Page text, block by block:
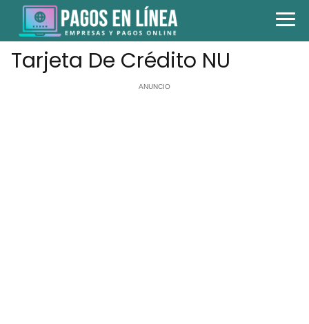
Tarjeta De Crédito NU
ANUNCIO